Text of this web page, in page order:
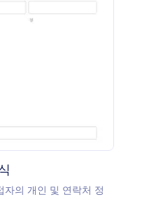
자의 개인 및 연락처 정